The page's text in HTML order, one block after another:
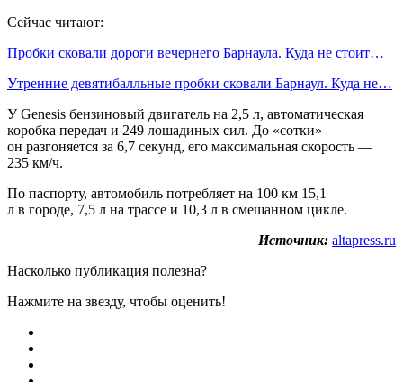
Сейчас читают:
Пробки сковали дороги вечернего Барнаула. Куда не стоит…
Утренние девятибалльные пробки сковали Барнаул. Куда не…
У Genesis бензиновый двигатель на 2,5 л, автоматическая
коробка передач и 249 лошадиных сил. До «сотки»
он разгоняется за 6,7 секунд, его максимальная скорость —
235 км/ч.
По паспорту, автомобиль потребляет на 100 км 15,1
л в городе, 7,5 л на трассе и 10,3 л в смешанном цикле.
Источник: altapress.ru
Насколько публикация полезна?
Нажмите на звезду, чтобы оценить!